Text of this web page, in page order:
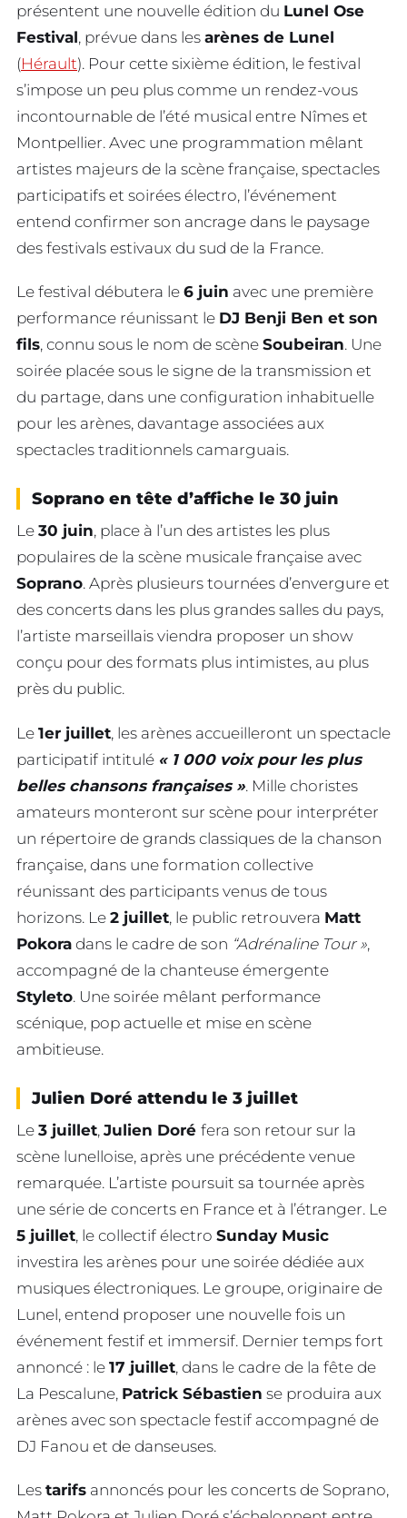
présentent une nouvelle édition du Lunel Ose
Festival, prévue dans les arènes de Lunel
(Hérault). Pour cette sixième édition, le festival
s’impose un peu plus comme un rendez-vous
incontournable de l’été musical entre Nîmes et
Montpellier. Avec une programmation mêlant
artistes majeurs de la scène française, spectacles
participatifs et soirées électro, l’événement
entend confirmer son ancrage dans le paysage
des festivals estivaux du sud de la France.
Le festival débutera le 6 juin avec une première
performance réunissant le DJ Benji Ben et son
fils, connu sous le nom de scène Soubeiran. Une
soirée placée sous le signe de la transmission et
du partage, dans une configuration inhabituelle
pour les arènes, davantage associées aux
spectacles traditionnels camarguais.
Soprano en tête d’affiche le 30 juin
Le 30 juin, place à l’un des artistes les plus
populaires de la scène musicale française avec
Soprano. Après plusieurs tournées d’envergure et
des concerts dans les plus grandes salles du pays,
l’artiste marseillais viendra proposer un show
conçu pour des formats plus intimistes, au plus
près du public.
Le 1er juillet, les arènes accueilleront un spectacle
participatif intitulé « 1 000 voix pour les plus
belles chansons françaises ». Mille choristes
amateurs monteront sur scène pour interpréter
un répertoire de grands classiques de la chanson
française, dans une formation collective
réunissant des participants venus de tous
horizons. Le 2 juillet, le public retrouvera Matt
Pokora dans le cadre de son “Adrénaline Tour »,
accompagné de la chanteuse émergente
Styleto. Une soirée mêlant performance
scénique, pop actuelle et mise en scène
ambitieuse.
Julien Doré attendu le 3 juillet
Le 3 juillet, Julien Doré fera son retour sur la
scène lunelloise, après une précédente venue
remarquée. L’artiste poursuit sa tournée après
une série de concerts en France et à l’étranger. Le
5 juillet, le collectif électro Sunday Music
investira les arènes pour une soirée dédiée aux
musiques électroniques. Le groupe, originaire de
Lunel, entend proposer une nouvelle fois un
événement festif et immersif. Dernier temps fort
annoncé : le 17 juillet, dans le cadre de la fête de
La Pescalune, Patrick Sébastien se produira aux
arènes avec son spectacle festif accompagné de
DJ Fanou et de danseuses.
Les tarifs annoncés pour les concerts de Soprano,